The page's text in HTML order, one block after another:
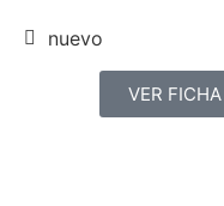
nuevo
VER